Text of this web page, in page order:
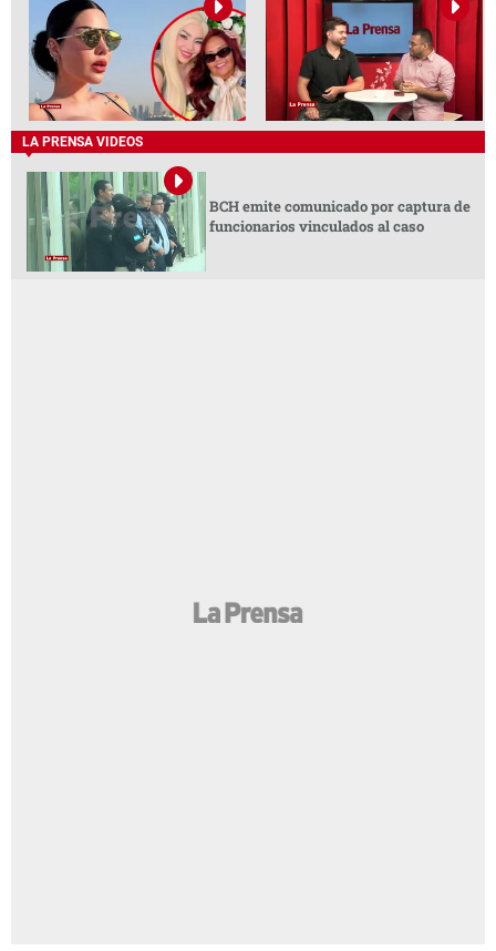
LA PRENSA VIDEOS
BCH emite comunicado por captura de
funcionarios vinculados al caso